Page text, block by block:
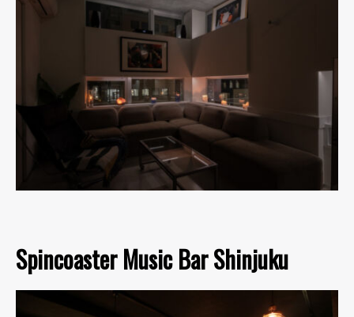
Spincoaster Music Bar Shinjuku